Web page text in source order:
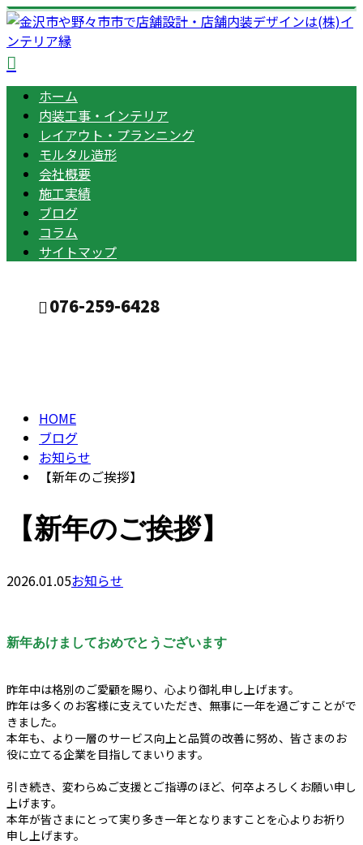
ホーム
内装工事・インテリア
レイアウト・プランニング
モルタル造形
会社概要
施工実績
ブログ
コラム
サイトマップ
076-259-6428
HOME
ブログ
お知らせ
【新年のご挨拶】
【新年のご挨拶】
2026.01.05お知らせ
新年あけましておめでとうございます
昨年中は格別のご愛顧を賜り、心より御礼申し上げます。
昨年は多くのお客様に支えていただき、無事に一年を過ごすことがで
きました。
本年も、より一層のサービス向上と品質の改善に努め、皆さまのお
役に立てる企業を目指してまいります。
引き続き、変わらぬご支援とご指導のほど、何卒よろしくお願い申し
上げます。
本年が皆さまにとって実り多き一年となりますことを心よりお祈り
申し上げます。